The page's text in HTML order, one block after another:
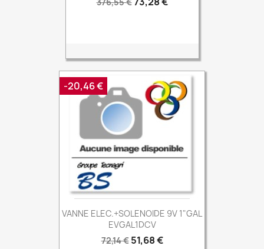
VANNE ELEC.+SOLENOIDE 9V 1"GAL
EVGAL1DCV
Prix
72,14 € Prix
51,68 €
-20,46 €